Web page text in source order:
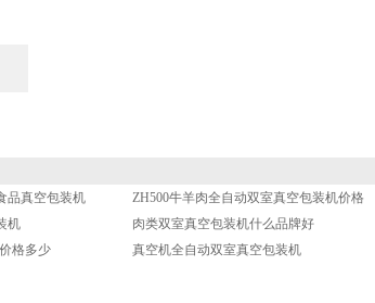
品真空包装机
ZH500牛羊肉全自动双室真空包装机价格
机
肉类双室真空包装机什么品牌好
格多少 真空机全自动双室真空包装机